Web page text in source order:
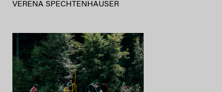
VERENA SPECHTENHAUSER